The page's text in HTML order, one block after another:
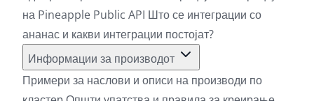
на Pineapple Public API Што се интеграции со
ананас и какви интеграции постојат?
Информации за производот
Примери за наслови и описи на производи по